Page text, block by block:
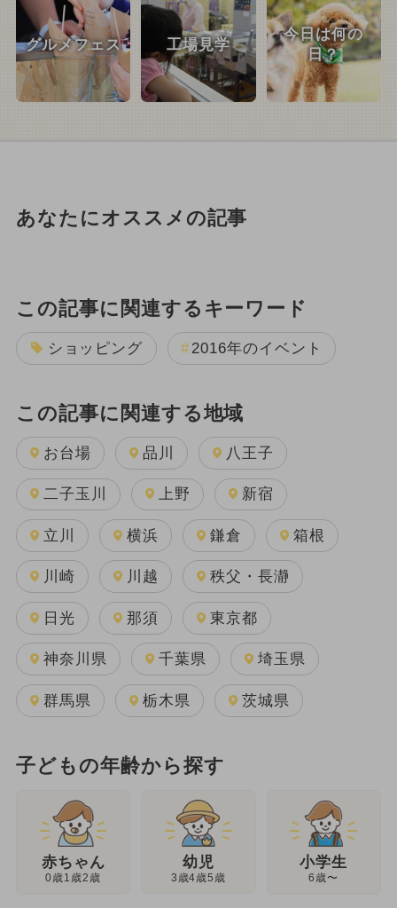
グルメフェス 工場見学
今日は何の
日？
あなたにオススメの記事
この記事に関連するキーワード
ショッピング 2016年のイベント
この記事に関連する地域
お台場 品川 八王子
二子玉川 上野 新宿
立川 横浜 鎌倉 箱根
川崎 川越 秩父・長瀞
日光 那須 東京都
神奈川県 千葉県 埼玉県
群馬県 栃木県 茨城県
子どもの年齢から探す
赤ちゃん
0歳1歳2歳
幼児
3歳4歳5歳
小学生
6歳〜